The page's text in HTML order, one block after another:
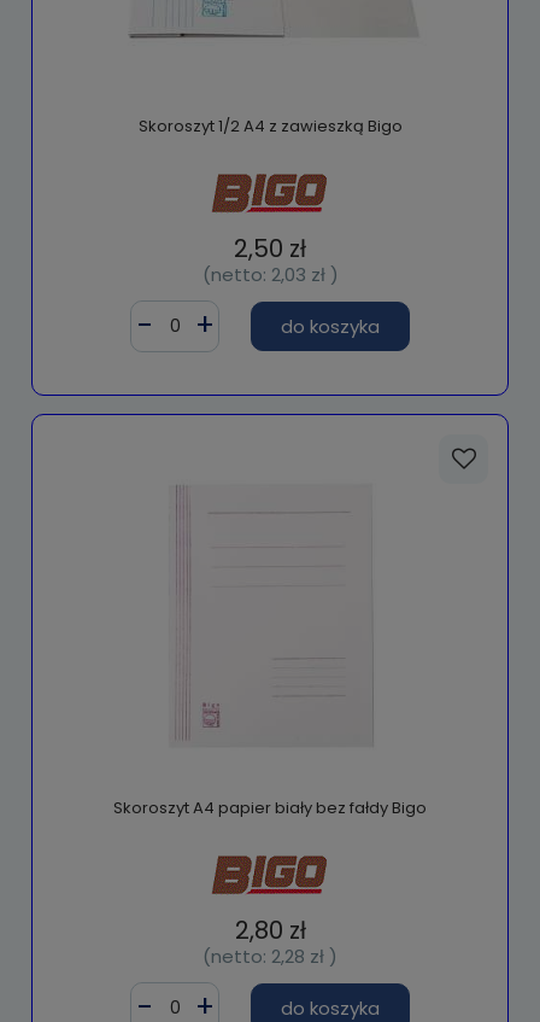
Skoroszyt 1/2 A4 z zawieszką Bigo
2,50 zł
(netto: 2,03 zł)
do koszyka
Skoroszyt A4 papier biały bez fałdy Bigo
2,80 zł
(netto: 2,28 zł )
do koszyka